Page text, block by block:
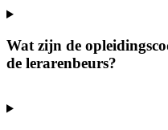
Wat zijn de
de lerarenbeurs?